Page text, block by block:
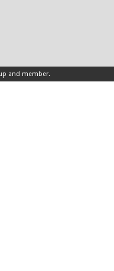
and member.